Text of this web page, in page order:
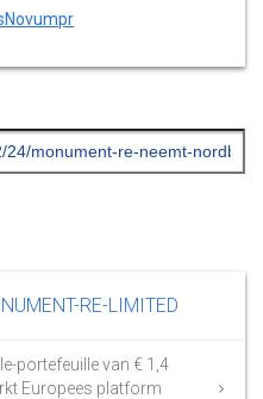
RE-LIMITED
portefeuille van € 1,4
Europees platform